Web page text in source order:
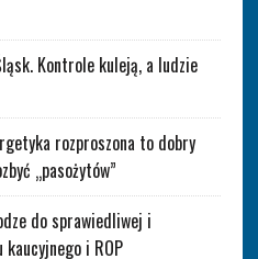
Kontrole kuleją, a ludzie
rozproszona to dobry
„pasożytów”
do sprawiedliwej i
i ROP